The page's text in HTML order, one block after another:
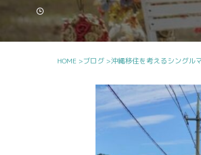
HOME >ブログ >沖縄移住を考えるシングル